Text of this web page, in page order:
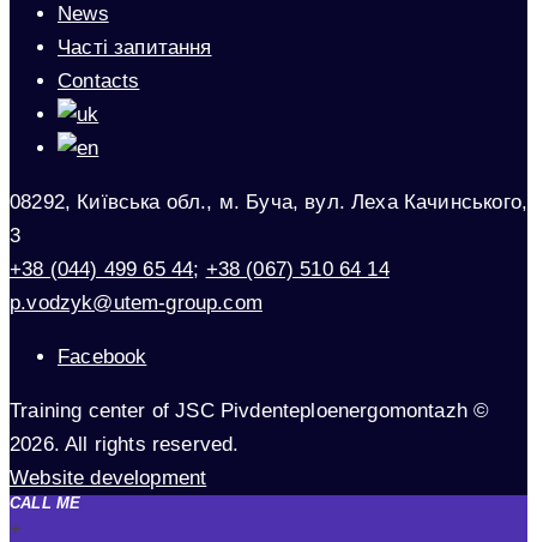
News
Часті запитання
Contacts
08292, Київська обл., м. Буча, вул. Леха Качинського,
3
+38 (044) 499 65 44; +38 (067) 510 64 14
p.vodzyk@utem-group.com
Facebook
Training center of JSC Pivdenteploenergomontazh ©
2026. All rights reserved.
Website development
CALL ME
+